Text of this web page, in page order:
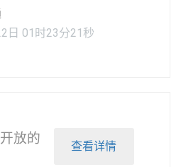
日 01时23分21秒
放的
查看详情